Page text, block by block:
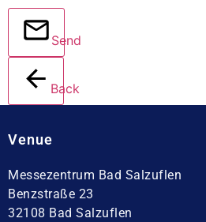
Send
Back
Venue
Messezentrum Bad Salzuflen
Benzstraße 23
32108 Bad Salzuflen